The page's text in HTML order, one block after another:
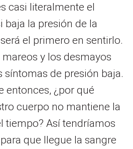
casi literalmente el
baja la presión de la
el primero en sentirlo.
y los desmayos
síntomas de presión baja.
entonces, ¿por qué
cuerpo no mantiene la
tiempo? Así tendríamos
que llegue la sangre